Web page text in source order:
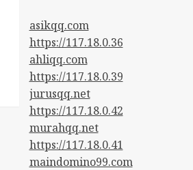
asikqq.com
https://117.18.0.36
ahliqq.com
https://117.18.0.39
jurusqq.net
https://117.18.0.42
murahqq.net
https://117.18.0.41
maindomino99.com